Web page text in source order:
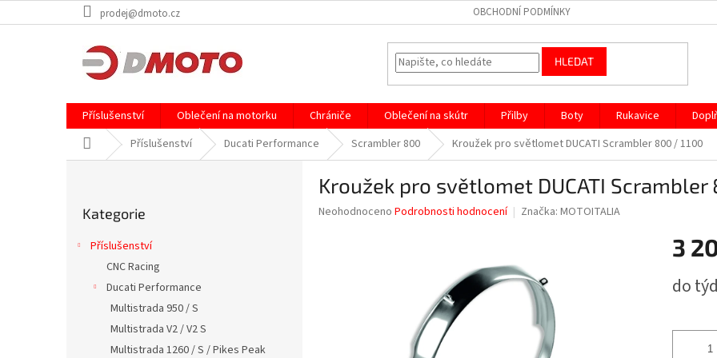
na
prodej@dmoto.cz OBCHODNÍ PODMÍNKY
HLEDAT
Příslušenství Oblečení na motorku Chrániče Oblečení na skútr Přilby Boty Rukavice
Domů Příslušenství Ducati Performance Scrambler 800 Kroužek pro světlomet DUCATI Scrambler 800 / 1100
kategorie
Kategorie
Příslušenství
CNC Racing
Ducati Performance
Multistrada 950 / S
Multistrada V2 / V2 S
Multistrada 1260 / S / Pikes Peak
Kroužek pro světlomet DUCATI Scrambler
Průměrné
Neohodnoceno Podrobnosti hodnocení Značka: MOTOITALIA
3
cena:
do